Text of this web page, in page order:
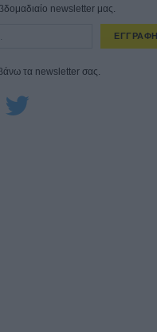
newsletter μας.
ΕΓΓΡΑΦΗ
τα newsletter σας.